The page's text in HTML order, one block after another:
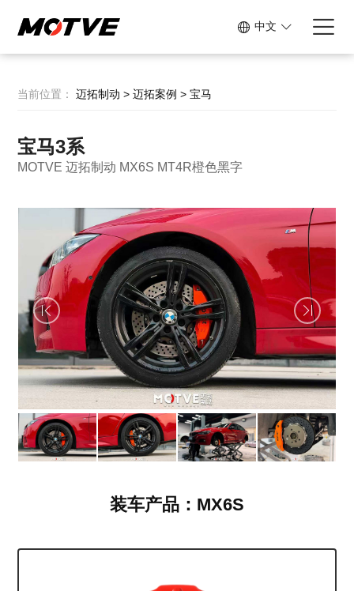
中文
当前位置：迈拓制动 > 迈拓案例 > 宝马
宝马3系
MOTVE 迈拓制动 MX6S MT4R橙色黑字
装车产品：MX6S